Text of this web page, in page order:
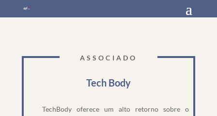
ASSOCIADO
Tech Body
TechBody oferece um alto retorno sobre o